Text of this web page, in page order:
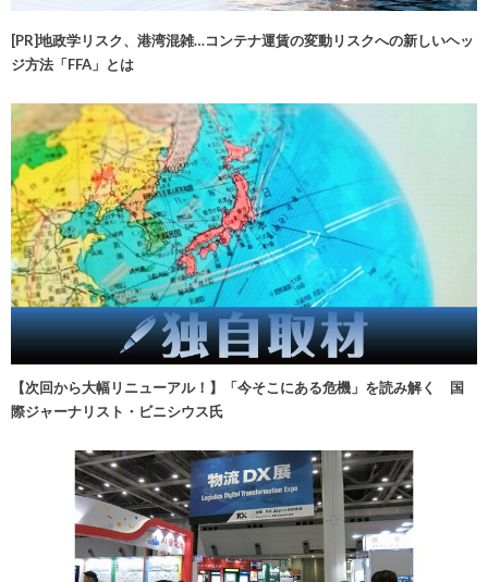
[PR]地政学リスク、港湾混雑…コンテナ運賃の変動リスクへの新しいヘッ
ジ方法「FFA」とは
【次回から大幅リニューアル！】「今そこにある危機」を読み解く 国
際ジャーナリスト・ビニシウス氏